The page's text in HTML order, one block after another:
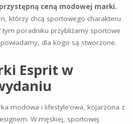
ceną modowej marki.
którzy chcą sportowego charakteru
tym poradniku przybliżamy sportowe
dla kogo są stworzone.
Esprit w
modowa i lifestyle’owa, kojarzona z
W męskiej, sportowej